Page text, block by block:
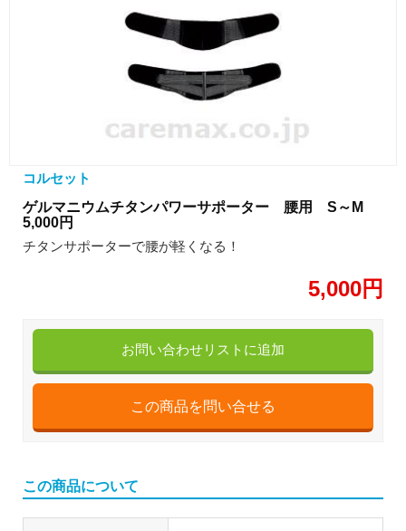
コルセット
ゲルマニウムチタンパワーサポーター 腰用 S～M
5,000円
チタンサポーターで腰が軽くなる！
5,000円
お問い合わせリストに追加
この商品について